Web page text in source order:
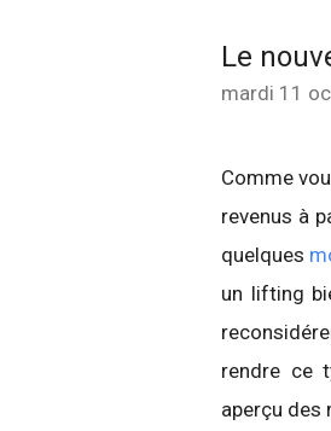
Le
mardi 11
Comme
revenus à
quelques
un lifting
rendre ce
aperçu des